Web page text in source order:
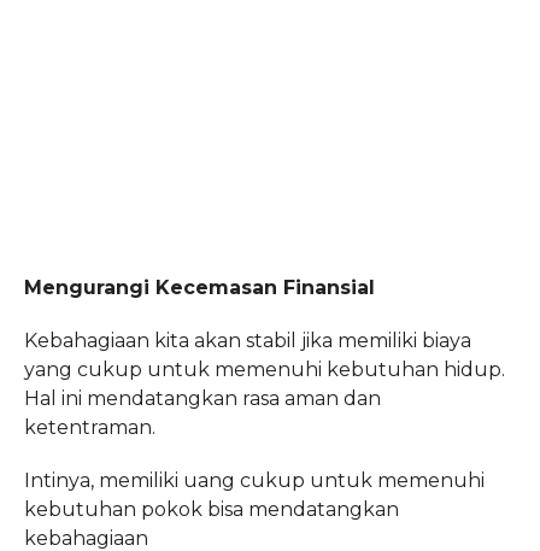
Mengurangi Kecemasan Finansial
Kebahagiaan kita akan stabil jika memiliki biaya
yang cukup untuk memenuhi kebutuhan hidup.
Hal ini mendatangkan rasa aman dan
ketentraman.
Intinya, memiliki uang cukup untuk memenuhi
kebutuhan pokok bisa mendatangkan
kebahagiaan